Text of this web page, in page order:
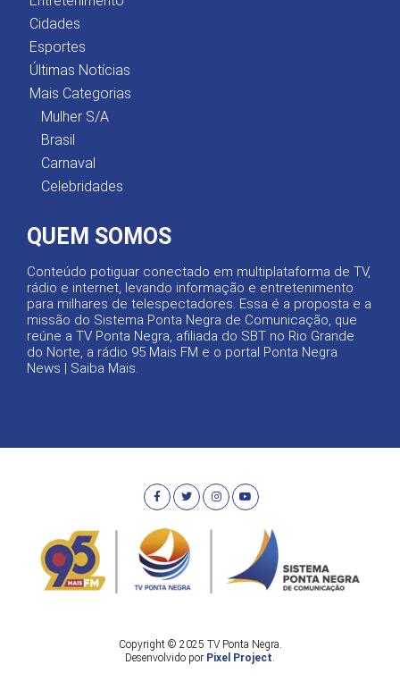
Cidades
Esportes
Últimas Notícias
Mais Categorias
Mulher S/A
Brasil
Carnaval
Celebridades
QUEM SOMOS
Conteúdo potiguar conectado em multiplataforma de TV,
rádio e internet, levando informação e entretenimento
para milhares de telespectadores. Essa é a proposta e a
missão do Sistema Ponta Negra de Comunicação, que
reúne a TV Ponta Negra, afiliada do SBT no Rio Grande
do Norte, a rádio 95 Mais FM e o portal Ponta Negra
News | Saiba Mais.
Copyright © 2025 TV Ponta Negra.
Desenvolvido por Pixel Project.